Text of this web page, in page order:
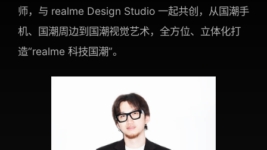
师，与 realme Design Studio 一起共创，从国潮手
机、国潮周边到国潮视觉艺术，全方位、立体化打
造“realme 科技国潮”。